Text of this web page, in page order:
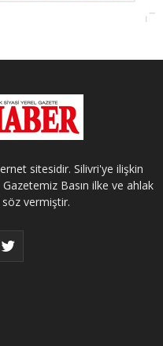
sitesidir. Silivri'ye ilişkin
Basın ilke ve ahlak
söz vermiştir.